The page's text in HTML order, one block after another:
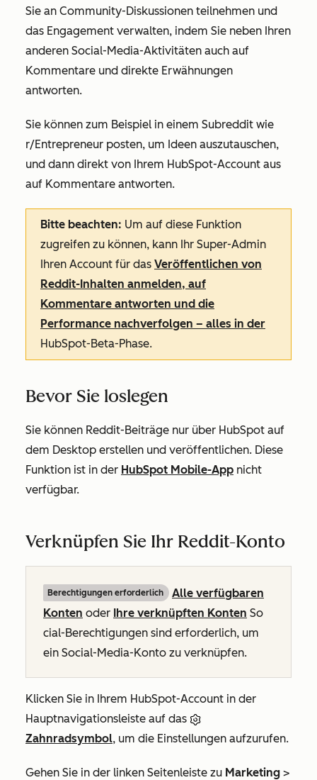
Sie an Community-Diskussionen teilnehmen und
das Engagement verwalten, indem Sie neben Ihren
anderen Social-Media-Aktivitäten auch auf
Kommentare und direkte Erwähnungen
antworten.
Sie können zum Beispiel in einem Subreddit wie
r/Entrepreneur posten, um Ideen auszutauschen,
und dann direkt von Ihrem HubSpot-Account aus
auf Kommentare antworten.
Bitte beachten: Um auf diese Funktion
zugreifen zu können, kann Ihr Super-Admin
Ihren Account für das Veröffentlichen von
Reddit-Inhalten anmelden, auf
Kommentare antworten und die
Performance nachverfolgen – alles in der
HubSpot-Beta-Phase.
Bevor Sie loslegen
Sie können Reddit-Beiträge nur über HubSpot auf
dem Desktop erstellen und veröffentlichen. Diese
Funktion ist in der HubSpot Mobile-App nicht
verfügbar.
Verknüpfen Sie Ihr Reddit-Konto
Berechtigungen erforderlich
Alle verfügbaren
Konten oder Ihre verknüpften Konten So
cial-Berechtigungen sind erforderlich, um
ein Social-Media-Konto zu verknüpfen.
Klicken Sie in Ihrem HubSpot-Account in der
Hauptnavigationsleiste auf das
Zahnradsymbol, um die Einstellungen aufzurufen.
Gehen Sie in der linken Seitenleiste zu Marketing >